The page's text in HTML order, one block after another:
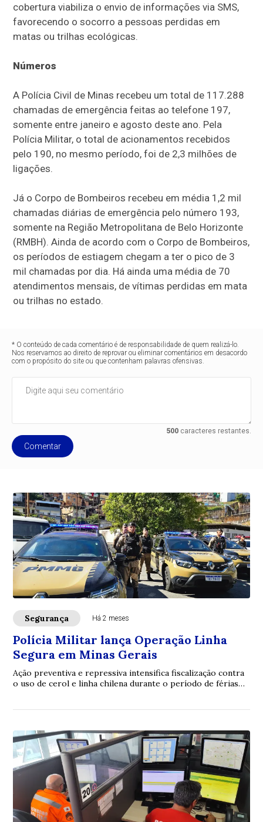
cobertura viabiliza o envio de informações via SMS,
favorecendo o socorro a pessoas perdidas em
matas ou trilhas ecológicas.
Números
A Polícia Civil de Minas recebeu um total de 117.288
chamadas de emergência feitas ao telefone 197,
somente entre janeiro e agosto deste ano. Pela
Polícia Militar, o total de acionamentos recebidos
pelo 190, no mesmo período, foi de 2,3 milhões de
ligações.
Já o Corpo de Bombeiros recebeu em média 1,2 mil
chamadas diárias de emergência pelo número 193,
somente na Região Metropolitana de Belo Horizonte
(RMBH). Ainda de acordo com o Corpo de Bombeiros,
os períodos de estiagem chegam a ter o pico de 3
mil chamadas por dia. Há ainda uma média de 70
atendimentos mensais, de vítimas perdidas em mata
ou trilhas no estado.
* O conteúdo de cada comentário é de responsabilidade de quem realizá-lo.
Nos reservamos ao direito de reprovar ou eliminar comentários em desacordo
com o propósito do site ou que contenham palavras ofensivas.
500caracteres restantes.
Comentar
Segurança Há 2 meses
Polícia Militar lança Operação Linha
Segura em Minas Gerais
Ação preventiva e repressiva intensifica fiscalização contra
o uso de cerol e linha chilena durante o período de férias